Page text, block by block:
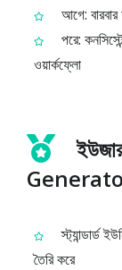
আগে:
পরে:
ওয়ার্কফ্লো
স্ট্যান্ডার্ড
তৈরি করে